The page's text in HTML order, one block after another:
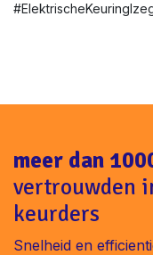
meer dan
vertrouwden
keurders
Snelheid en